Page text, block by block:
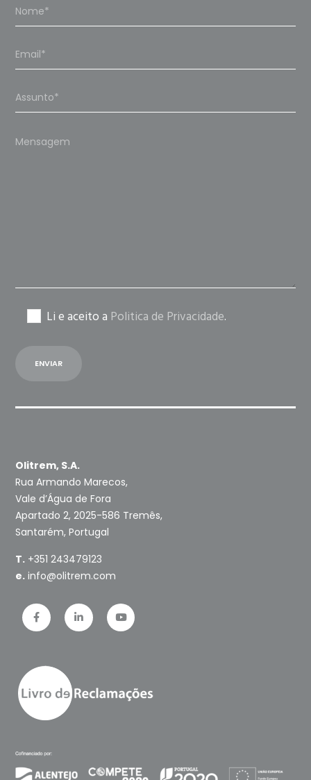
Please
Li e aceito a Politica de Privacidade.
Olitrem, S.A.
Rua Armando Marecos,
Vale d’Água de Fora
Apartado 2, 2025-586 Tremês,
Santarém, Portugal
T. +351 243479123
e. info@olitrem.com